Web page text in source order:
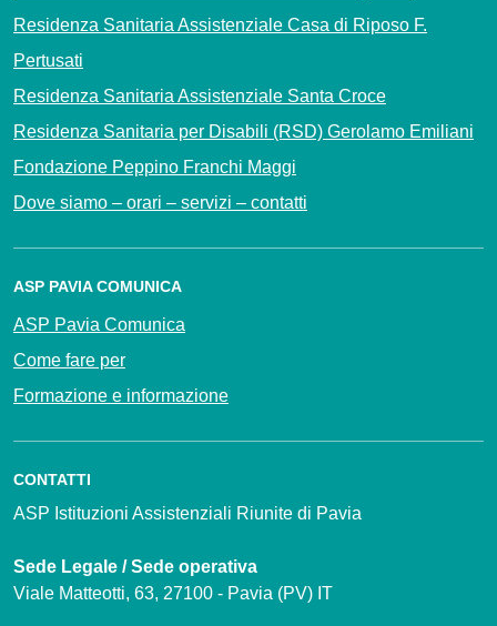
Residenza Sanitaria Assistenziale Casa di Riposo F.
Pertusati
Residenza Sanitaria Assistenziale Santa Croce
Residenza Sanitaria per Disabili (RSD) Gerolamo Emiliani
Fondazione Peppino Franchi Maggi
Dove siamo – orari – servizi – contatti
ASP PAVIA COMUNICA
ASP Pavia Comunica
Come fare per
Formazione e informazione
CONTATTI
ASP Istituzioni Assistenziali Riunite di Pavia
Sede Legale / Sede operativa
Viale Matteotti, 63, 27100 - Pavia (PV) IT